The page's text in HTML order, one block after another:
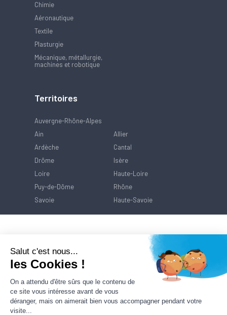
Chimie
Aéronautique
Textile
Plasturgie
Mécanique, métallurgie,
machines et robotique
Territoires
Auvergne-Rhône-Alpes
Ain
Allier
Ardèche
Cantal
Drôme
Isère
Loire
Haute-Loire
Puy-de-Dôme
Rhône
Savoie
Haute-Savoie
Salut c'est nous...
les Cookies !
On a attendu d'être sûrs que le contenu de
ce site vous intéresse avant de vous
déranger, mais on aimerait bien vous accompagner pendant votre
visite...